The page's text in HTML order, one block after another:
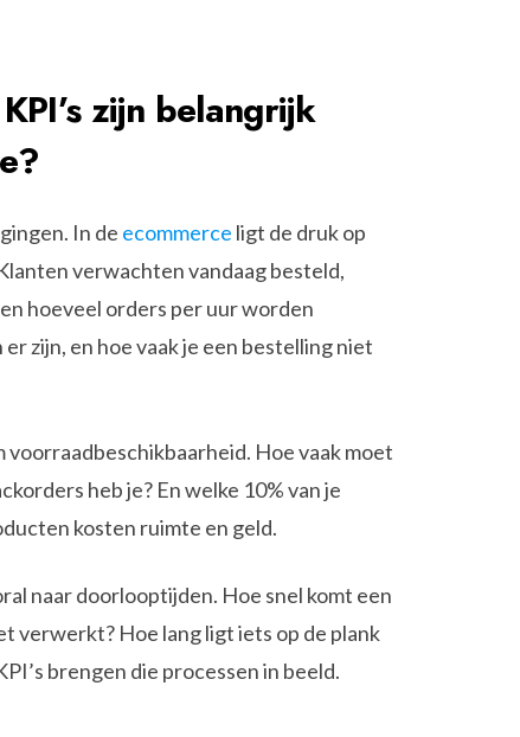
zijn belangrijk
In de ecommerce ligt de druk op
verwachten vandaag besteld,
hoeveel orders per uur worden
zijn, en hoe vaak je een bestelling niet
voorraadbeschikbaarheid. Hoe vaak moet
heb je? En welke 10% van je
kosten ruimte en geld.
naar doorlooptijden. Hoe snel komt een
verwerkt? Hoe lang ligt iets op de plank
brengen die processen in beeld.